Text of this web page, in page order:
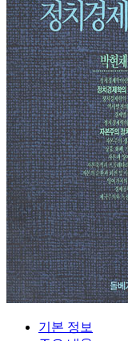
기본 정보